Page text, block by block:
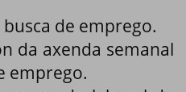
busca de emprego.
da axenda semanal
emprego.